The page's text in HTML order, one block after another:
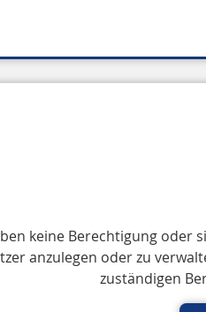
keine Berechtigung oder
anzulegen oder zu
zuständigen